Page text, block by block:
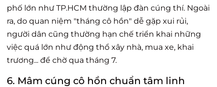
phố lớn như TP.HCM thường lập đàn cúng thí. Ngoài
ra, do quan niệm "tháng cô hồn" dễ gặp xui rủi,
người dân cũng thường hạn chế triển khai những
việc quá lớn như động thổ xây nhà, mua xe, khai
trương... để chờ qua tháng 7.
6. Mâm cúng cô hồn chuẩn tâm linh